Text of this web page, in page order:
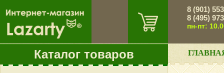
Каталог товаров
8 (901)
8 (495)
пн-пт: